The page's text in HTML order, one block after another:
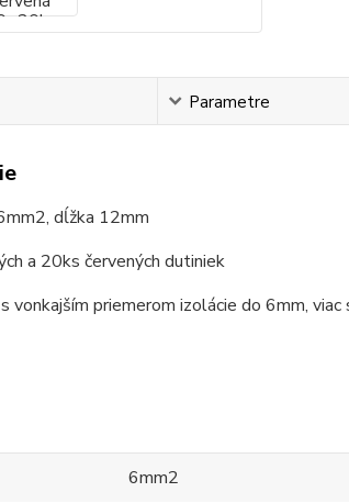
Parametre
dĺžka 12mm
a 20ks červených dutiniek
vonkajším priemerom izolácie do 6mm,
6mm2